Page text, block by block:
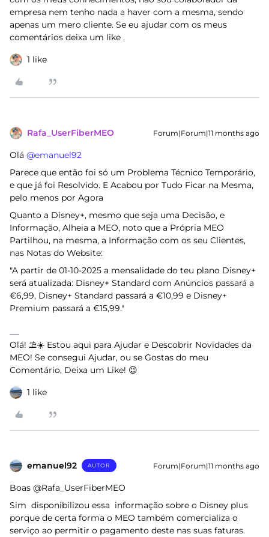
empresa nem tenho nada a haver com a mesma, sendo
apenas um mero cliente. Se eu ajudar com os meus
comentários deixa um like .
1 like
Rafa_UserFiberMEO Forum|Forum|11 months ago
Olá ​ @emanuel92
Parece que então foi só um Problema Técnico Temporário,
e que já foi Resolvido. E Acabou por Tudo Ficar na Mesma,
pelo menos por Agora
Quanto a Disney+, mesmo que seja uma Decisão, e
Informação, Alheia a MEO, noto que a Própria MEO
Partilhou, na mesma, a Informação com os seu Clientes,
nas Notas do Website:
"A partir de 01-10-2025 a mensalidade do teu plano Disney+
será atualizada: Disney+ Standard com Anúncios passará a
€6,99, Disney+ Standard passará a €10,99 e Disney+
Premium passará a €15,99."
Olá! ⛱️☀️ Estou aqui para Ajudar e Descobrir Novidades da
MEO! Se consegui Ajudar, ou se Gostas do meu
Comentário, Deixa um Like! 😉
1 like
emanuel92 AUTOR Forum|Forum|11 months ago
Boas @Rafa_UserFiberMEO
Sim disponibilizou essa informação sobre o Disney plus
porque de certa forma o MEO também comercializa o
serviço ao permitir o pagamento deste nas suas faturas.